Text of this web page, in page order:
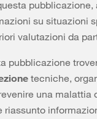
pubblicazione,
su situazioni
valutazioni da
pubblicazione
tecniche,
una malattia
riassunto